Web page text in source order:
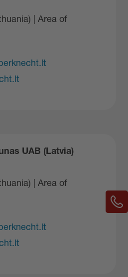
| Area of
UAB (Latvia)
| Area of